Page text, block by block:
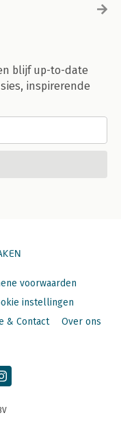
blijf up-to-date
inspirerende
voorwaarden
instellingen
& Contact Over ons